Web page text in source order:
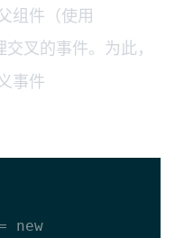
组件（使用
叉的事件。为此，
事件